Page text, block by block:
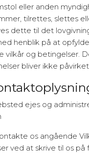
eller anden
tilrettes, slettes
dette til det
henblik på at
vilkår og betingelser.
bliver ikke
ejes og
os angående
ved at skrive til os på